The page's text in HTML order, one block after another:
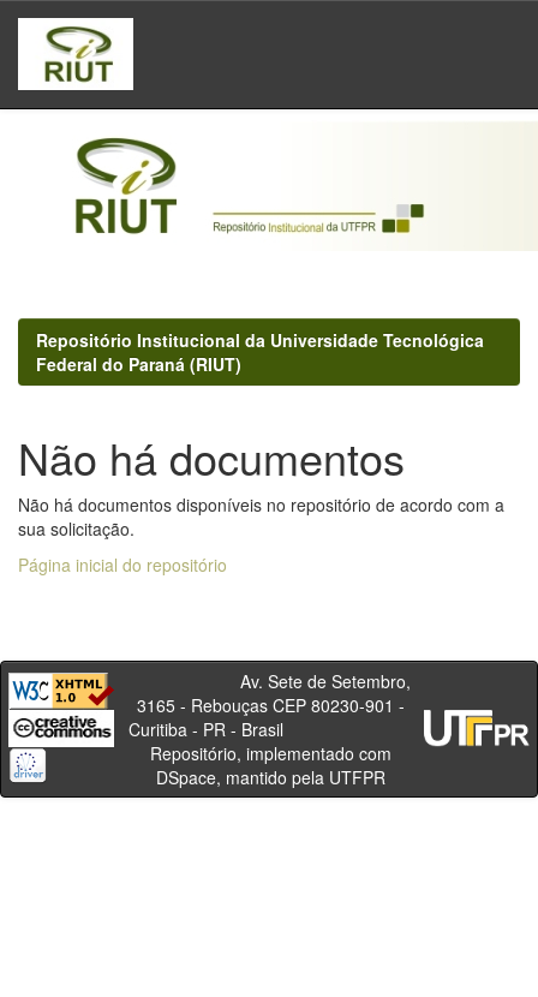
Skip
navigation
Repositório Institucional da Universidade Tecnológica
Federal do Paraná (RIUT)
Não há documentos
Não há documentos disponíveis no repositório de acordo com a
sua solicitação.
Página inicial do repositório
Av. Sete de Setembro,
3165 - Rebouças CEP 80230-901 -
Curitiba - PR - Brasil
Repositório, implementado com
DSpace, mantido pela UTFPR